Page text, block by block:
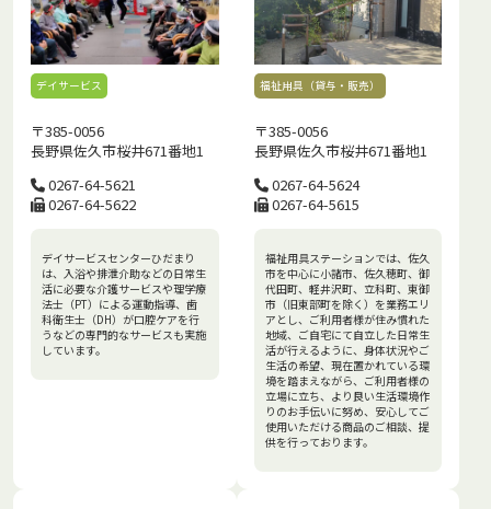
デイサービス
〒385-0056
長野県佐久市桜井671番地1
0267-64-5621
0267-64-5622
デイサービスセンターひだまり
は、入浴や排泄介助などの日常生
活に必要な介護サービスや理学療
法士（PT）による運動指導、歯
科衛生士（DH）が口腔ケアを行
うなどの専門的なサービスも実施
しています。
福祉用具（貸与・販売）
〒385-0056
長野県佐久市桜井671番地1
0267-64-5624
0267-64-5615
福祉用具ステーションでは、佐久
市を中心に小諸市、佐久穂町、御
代田町、軽井沢町、立科町、東御
市（旧東部町を除く）を業務エリ
アとし、ご利用者様が住み慣れた
地域、ご自宅にて自立した日常生
活が行えるように、身体状況やご
生活の希望、現在置かれている環
境を踏まえながら、ご利用者様の
立場に立ち、より良い生活環境作
りのお手伝いに努め、安心してご
使用いただける商品のご相談、提
供を行っております。